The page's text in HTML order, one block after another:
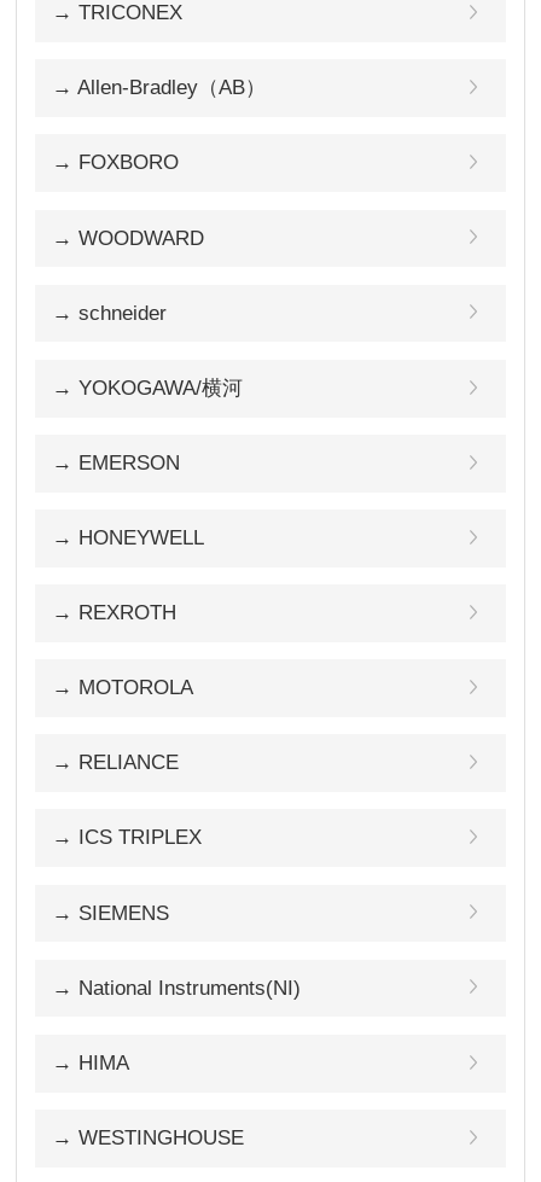
→ TRICONEX
→ Allen-Bradley（AB）
→ FOXBORO
→ WOODWARD
→ schneider
→ YOKOGAWA/横河
→ EMERSON
→ HONEYWELL
→ REXROTH
→ MOTOROLA
→ RELIANCE
→ ICS TRIPLEX
→ SIEMENS
→ National Instruments(NI)
→ HIMA
→ WESTINGHOUSE